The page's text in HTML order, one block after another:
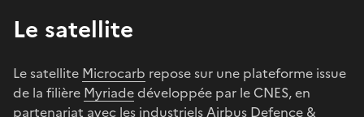
Le satellite
Le satellite Microcarb repose sur une plateforme issue
de la filière Myriadedéveloppée par le CNES, en
partenariat avec les industriels Airbus Defence &